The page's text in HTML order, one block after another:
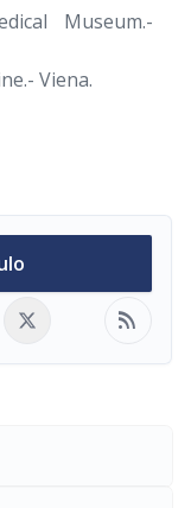
Museum.-
Viena.
rss_feed